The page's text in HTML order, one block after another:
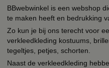
BBwebwinkel is een webshop
te maken heeft en bedrukking
Zo kun je bij ons terecht voor
verkleedkleding kostuums,
tegeltjes, petjes, schorten.
Naast de verkleedkleding